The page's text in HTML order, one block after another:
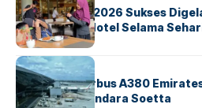
GM For A Day 2026 Sukses
Operasional Hotel Selama
BANDARA BERITA
8 Agustus, Airbus A380
Perdana di Bandara Soetta